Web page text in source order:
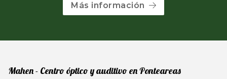
Más información
Mahen - Centro óptico y auditivo en Ponteareas